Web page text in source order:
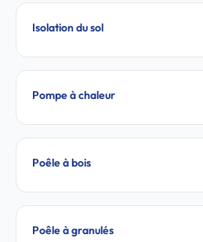
Isolation du sol
Pompe à chaleur
Poêle à bois
Poêle à granulés